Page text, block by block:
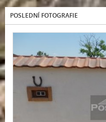
POSLEDNÍ FOTOGRAFIE